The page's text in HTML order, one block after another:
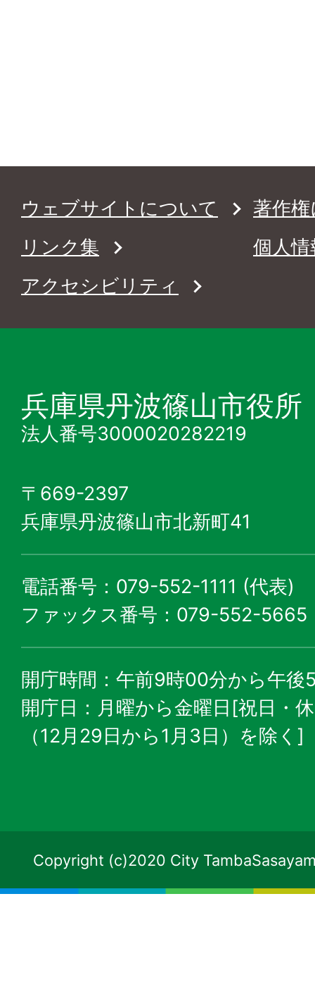
ウェブサイトについて
著作
リンク集
個人
アクセシビリティ
兵庫県丹波篠山市役所
法人番号3000020282219
〒669-2397
兵庫県丹波篠山市北新町41
電話番号：079-552-1111 (代表)
ファックス番号：079-552-5665
開庁時間：午前9時00分から午後
開庁日：月曜から金曜日[祝日・
（12月29日から1月3日）を除く]
Copyright (c)2020 City